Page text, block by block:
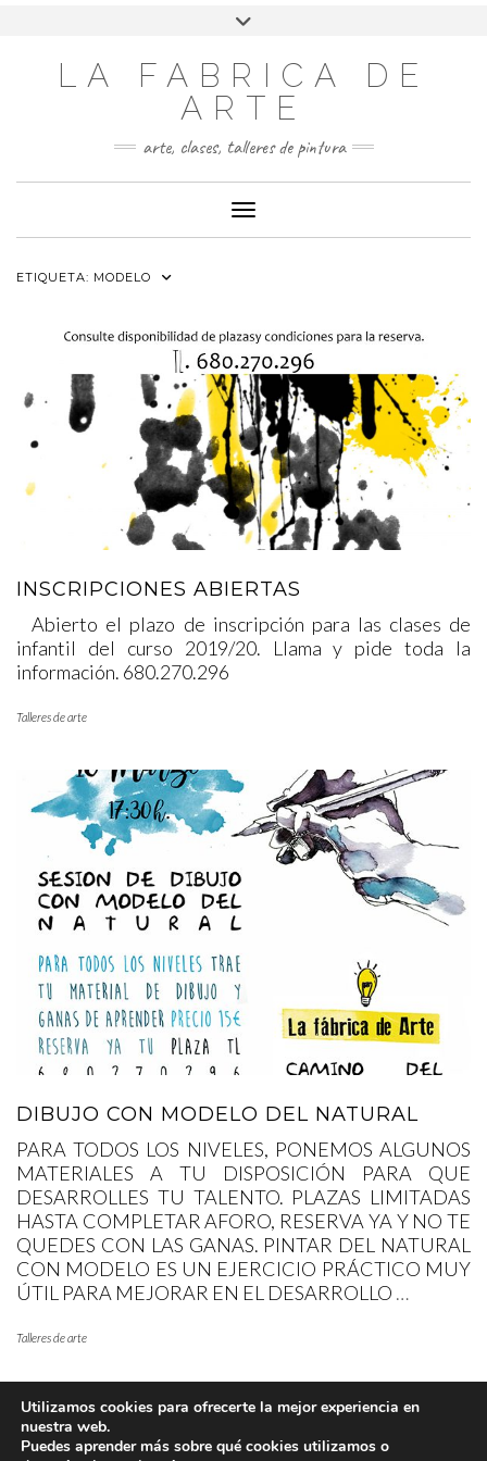
LA FABRICA DE
ARTE
arte, clases, talleres de pintura
Cambiar modo de navegación
ETIQUETA: MODELO
INSCRIPCIONES ABIERTAS
Abierto el plazo de inscripción para las clases de
infantil del curso 2019/20. Llama y pide toda la
información. 680.270.296
Talleres de arte
DIBUJO CON MODELO DEL NATURAL
PARA TODOS LOS NIVELES, PONEMOS ALGUNOS
MATERIALES A TU DISPOSICIÓN PARA QUE
DESARROLLES TU TALENTO. PLAZAS LIMITADAS
HASTA COMPLETAR AFORO, RESERVA YA Y NO TE
QUEDES CON LAS GANAS. PINTAR DEL NATURAL
CON MODELO ES UN EJERCICIO PRÁCTICO MUY
ÚTIL PARA MEJORAR EN EL DESARROLLO …
Talleres de arte
Utilizamos cookies para ofrecerte la mejor experiencia en
nuestra web.
Puedes aprender más sobre qué cookies utilizamos o